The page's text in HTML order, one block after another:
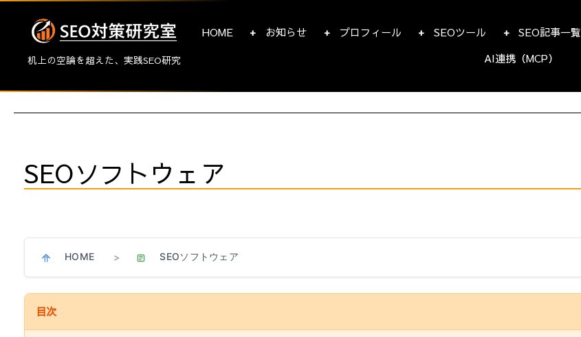
机上の空論を超えた、実践SEO研究
HOME お知らせ プロフィール SEOツール SEO記事一覧
AI連携（MCP）
SEOソフトウェア
HOME > SEOソフトウェア
目次